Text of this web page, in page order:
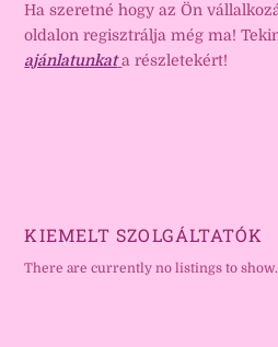
Ha szeretné hogy az Ön
oldalon regisztrálja még ma!
ajánlatunkat a részletekért!
KIEMELT SZOLGÁLTATÓK
There are currently no listings to show.